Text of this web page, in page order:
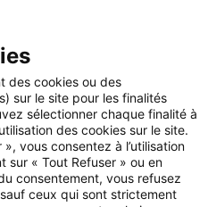
nous
pouren
des cookies ou des
sur le site pour les finalités
sélectionner chaque finalité à
des cookies sur le site.
vous consentez à l’utilisation
sur « Tout Refuser » ou en
consentement, vous refusez
ceux qui sont strictement